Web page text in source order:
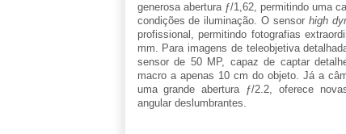
generosa abertura ƒ/1,62, permitindo uma
condições de iluminação. O sensor high
profissional, permitindo fotografias
mm. Para imagens de teleobjetiva
sensor de 50 MP, capaz de captar
macro a apenas 10 cm do objeto. Já a
uma grande abertura ƒ/2.2, oferece
angular deslumbrantes.